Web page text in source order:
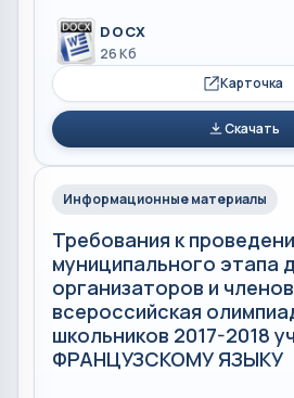
DOCX
26 Кб
Карточка
Скачать
Информационные материалы
Требования к
муниципального этапа
организаторов и
всероссийская
школьников 2017-2018
ФРАНЦУЗСКОМУ ЯЗЫКУ